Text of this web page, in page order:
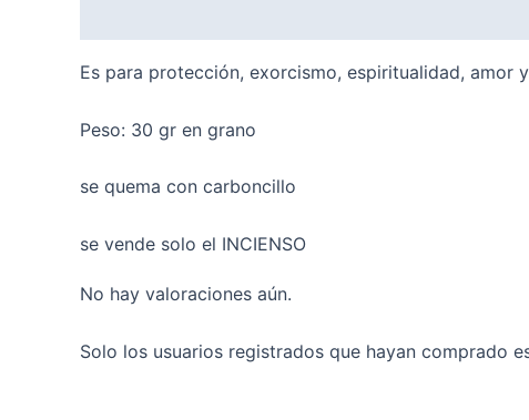
Es para protección, exorcismo, espiritualidad, amor
Peso: 30 gr en grano
se quema con carboncillo
se vende solo el INCIENSO
No hay valoraciones aún.
Solo los usuarios registrados que hayan comprado